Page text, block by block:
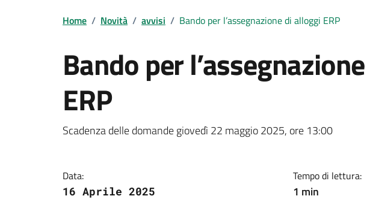
Home / Novità / avvisi / Bando per l’assegnazione di alloggi ERP
Bando per
ERP
Dettagli della notizia
Scadenza delle domande giovedì 22 maggio 2025, ore 13:00
Data:
16 Aprile 2025
Tempo di lettura:
1 min